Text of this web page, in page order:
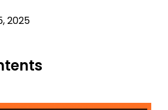
2025